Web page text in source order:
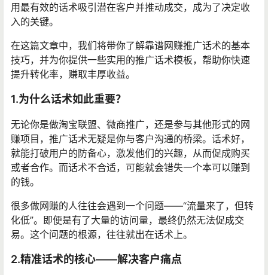
用最有效的话术吸引潜在客户并推动成交，成为了决定收
入的关键。
在这篇文章中，我们将带你了解靠谱网赚推广话术的基本
技巧，并为你提供一些实用的推广话术模板，帮助你快速
提升转化率，赚取丰厚收益。
1.为什么话术如此重要？
无论你是做淘宝联盟、微商推广，还是参与其他形式的网
赚项目，推广话术无疑是你与客户沟通的桥梁。话术好，
就能打破用户的防备心，激发他们的兴趣，从而促成购买
或者合作。而话术不合适，可能就会错失一个本可以赚到
的钱。
很多做网赚的人往往会遇到一个问题——“流量来了，但转
化低”。即便是有了大量的访问量，最终仍然无法促成交
易。这个问题的根源，往往就出在话术上。
2.精准话术的核心——解决客户痛点